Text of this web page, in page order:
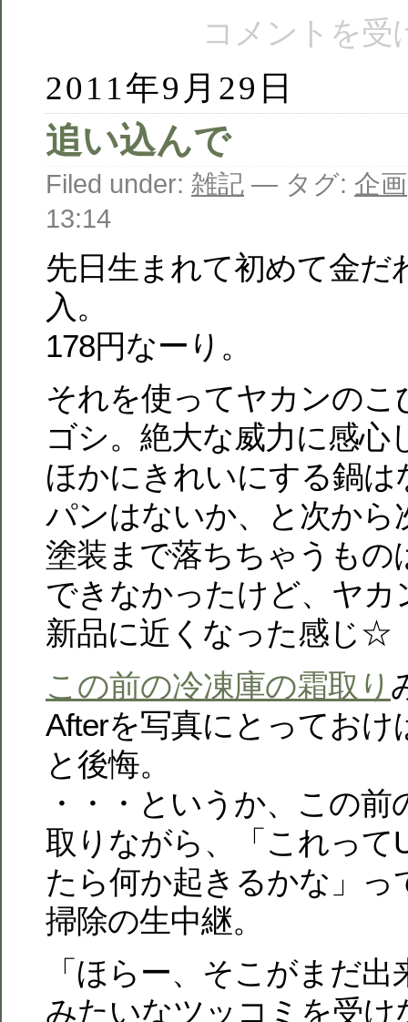
コメントを受
2011年9月29日
追い込んで
Filed under: 雑記 — タグ: 企画
13:14
先日生まれて初めて金だ
入。
178円なーり。
それを使ってヤカンの
ゴシ。絶大な威力に感心
ほかにきれいにする鍋は
パンはないか、と次から
塗装まで落ちちゃうもの
できなかったけど、ヤカ
新品に近くなった感じ☆
この前の冷凍庫の霜取り
Afterを写真にとっておけ
と後悔。
・・・というか、この
取りながら、「これって
たら何か起きるかな」っ
掃除の生中継。
「ほらー、そこがまだ
みたいなツッコミを受け